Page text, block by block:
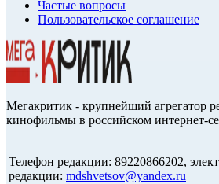
Частые вопросы
Пользовательское соглашение
Мегакритик - крупнейший агрегатор
кинофильмы в российском интернет-
Телефон редакции: 89220866202,
редакции: mdshvetsov@yandex.ru